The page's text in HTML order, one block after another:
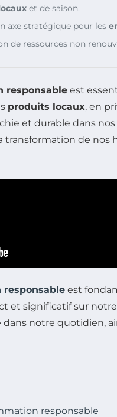
et de saison.
axe stratégique pour les
de ressources non
responsable est
produits locaux, en
et durable dans
transformation de
responsable est
et significatif sur
dans notre quotidien,
responsable